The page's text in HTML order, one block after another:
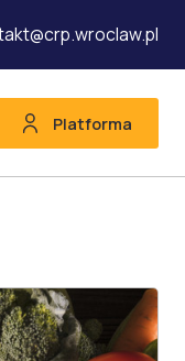
Platforma